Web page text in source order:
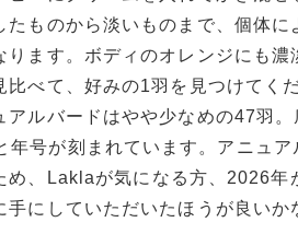
たものから淡いものまで、個体に
ります。ボディのオレンジにも濃
比べて、好みの1羽を見つけてく
アルバードはやや少なめの47羽
号が刻まれています。アニュア
め、Laklaが気になる方、2026年
にしていただいたほうが良いか